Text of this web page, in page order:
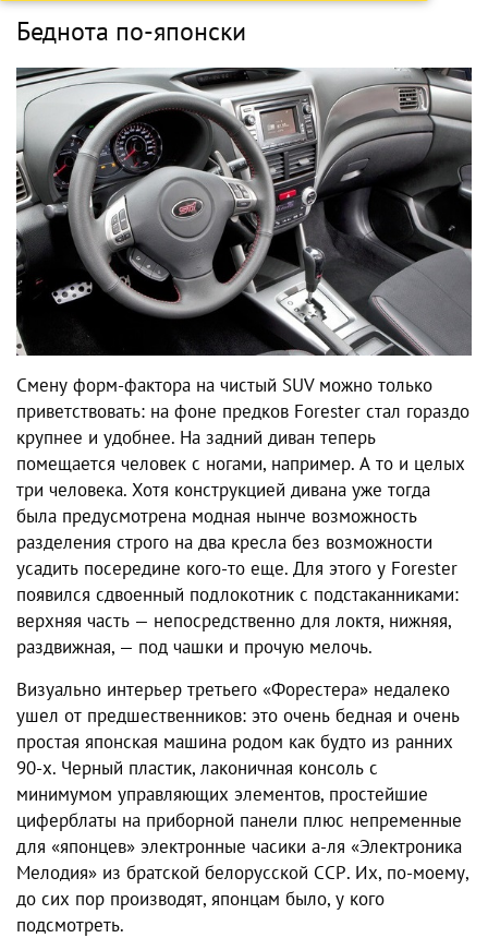
Беднота по-японски
Cмену форм-фактора на чистый SUV можно только
приветствовать: на фоне предков Forester стал гораздо
крупнее и удобнее. На задний диван теперь
помещается человек с ногами, например. А то и целых
три человека. Хотя конструкцией дивана уже тогда
была предусмотрена модная нынче возможность
разделения строго на два кресла без возможности
усадить посередине кого-то еще. Для этого у Forester
появился сдвоенный подлокотник с подстаканниками:
верхняя часть — непосредственно для локтя, нижняя,
раздвижная, — под чашки и прочую мелочь.
Визуально интерьер третьего «Форестера» недалеко
ушел от предшественников: это очень бедная и очень
простая японская машина родом как будто из ранних
90-х. Черный пластик, лаконичная консоль с
минимумом управляющих элементов, простейшие
циферблаты на приборной панели плюс непременные
для «японцев» электронные часики а-ля «Электроника
Мелодия» из братской белорусской ССР. Их, по-моему,
до сих пор производят, японцам было, у кого
подсмотреть.